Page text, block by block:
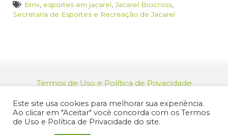
bmx, esportes em jacareí,Jacareí Bicicross,
Secretaria de Esportes e Recreação de Jacareí
Termos de Uso e Política de Privacidade
46.694.139/0001-83 | (12) 3955-9000
Endereço: Praça dos Três Poderes, 73 - Centro -
Jacareí/SP - CEP 12327-170
Este site usa cookies para melhorar sua experiência.
Ao clicar em "Aceitar" você concorda com os Termos
de Uso e Política de Privacidade do site.